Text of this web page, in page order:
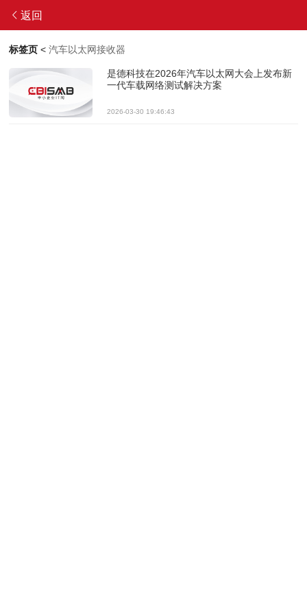
返回
标签页 <汽车以太网接收器
是德科技在2026年汽车以太网大会上发布新
一代车载网络测试解决方案
2026-03-30 19:46:43